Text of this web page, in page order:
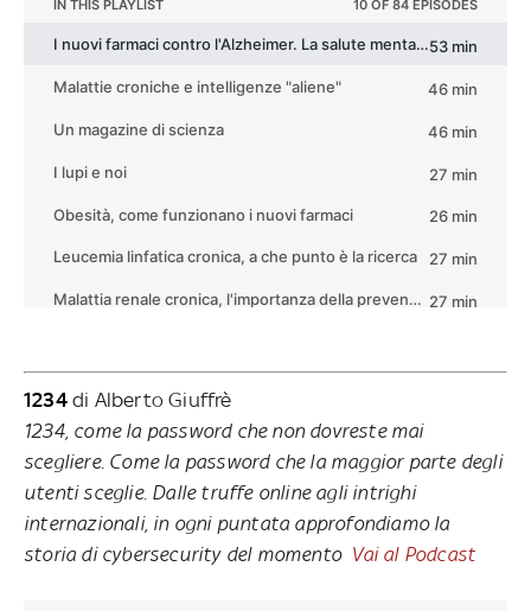
1234di Alberto Giuffrè
1234, come la password che non dovreste mai
scegliere. Come la password che la maggior parte degli
utenti sceglie. Dalle truffe online agli intrighi
internazionali, in ogni puntata approfondiamo la
storia di cybersecurity del momento Vai al Podcast